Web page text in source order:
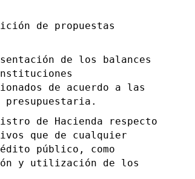
de propuestas
de los balances
de acuerdo a las
de Hacienda respecto
que de cualquier
público, como
y utilización de los